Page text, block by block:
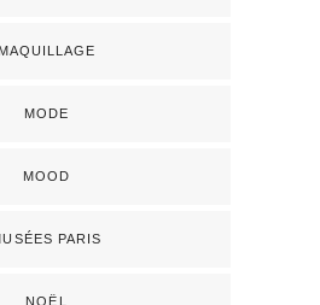
MAQUILLAGE
MODE
MOOD
PARIS
NOËL